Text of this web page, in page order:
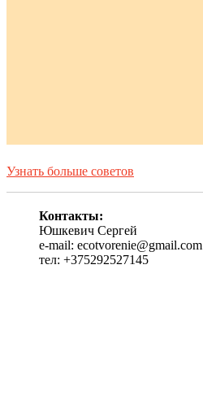
Узнать больше советов
Контакты:
Юшкевич Сергей
e-mail: ecotvorenie@gmail.com
тел: +375292527145